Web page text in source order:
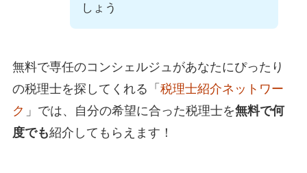
しょう
無料で専任のコンシェルジュがあなたにぴったり
の税理士を探してくれる「 税理士紹介ネットワー
ク 」では、自分の希望に合った税理士を無料で何
度でも紹介してもらえます！